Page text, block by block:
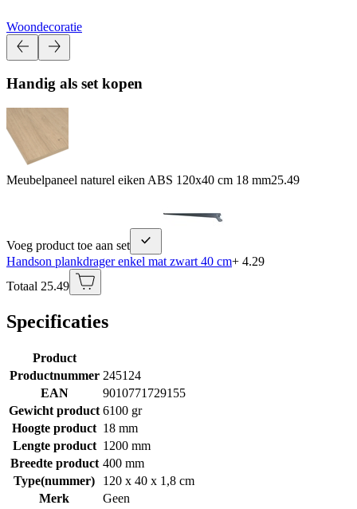
Woondecoratie
Handig als set kopen
Meubelpaneel naturel eiken ABS 120x40 cm 18 mm25.49
Voeg product toe aan set
Handson plankdrager enkel mat zwart 40 cm+ 4.29
Totaal 25.49
Specificaties
Product
Productnummer 245124
EAN
9010771729155
Gewicht product 6100 gr
Hoogte product 18 mm
Lengte product 1200 mm
Breedte product 400 mm
Type(nummer)
120 x 40 x 1,8 cm
Merk
Geen